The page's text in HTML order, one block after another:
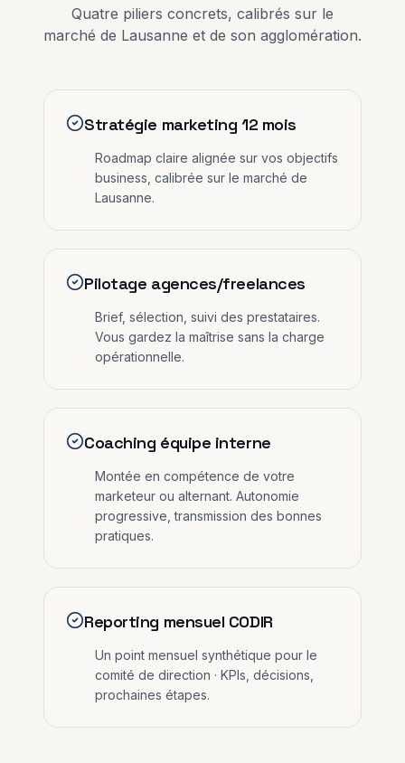
Quatre piliers concrets, calibrés sur le
marché de Lausanne et de son agglomération.
Stratégie marketing 12 mois
Roadmap claire alignée sur vos objectifs
business, calibrée sur le marché de
Lausanne.
Pilotage agences/freelances
Brief, sélection, suivi des prestataires.
Vous gardez la maîtrise sans la charge
opérationnelle.
Coaching équipe interne
Montée en compétence de votre
marketeur ou alternant. Autonomie
progressive, transmission des bonnes
pratiques.
Reporting mensuel CODIR
Un point mensuel synthétique pour le
comité de direction · KPIs, décisions,
prochaines étapes.